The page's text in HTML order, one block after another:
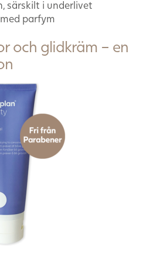
särskilt i underlivet
parfym
och glidkräm – en